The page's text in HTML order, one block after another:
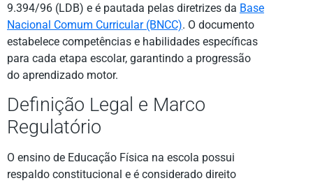
9.394/96 (LDB) e é pautada pelas diretrizes da Base
Nacional Comum Curricular (BNCC). O documento
estabelece competências e habilidades específicas
para cada etapa escolar, garantindo a progressão
do aprendizado motor.
Definição Legal e Marco
Regulatório
O ensino de Educação Física na escola possui
respaldo constitucional e é considerado direito